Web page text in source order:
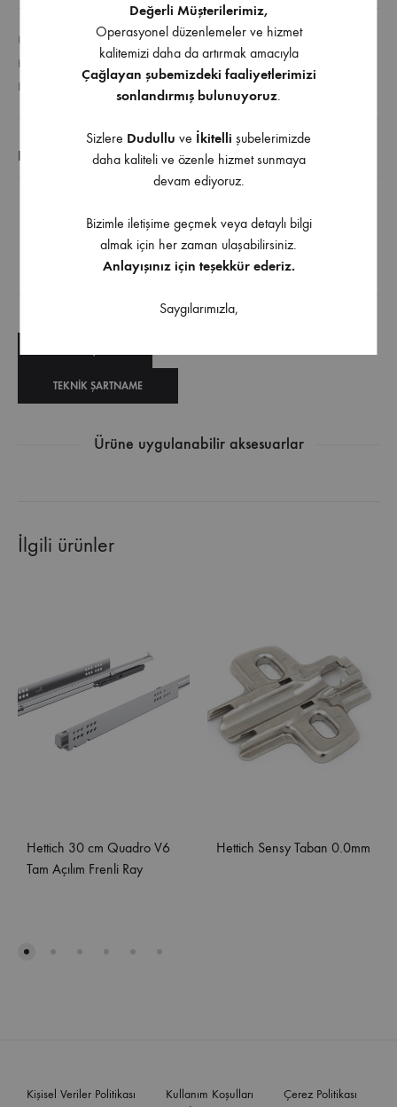
ÜRÜN KODU
YOK
KATEGORI
ETIKETLER
ÇEKMECE RAY METAL YANAKLI RAYLAR
EK BILGI
Hettich InnoTech Atıra Tek Bordürlü 144 mm Arka
Panel Birleştirici Sol
TEKNIK ŞARTNAME
Ürüne uygulanabilir aksesuarlar
İlgili ürünler
Hettich 30 cm Quadro V6
Tam Açılım Frenli Ray
Hettich Sensy Taban 0.0mm
Kişisel Veriler Politikası Kullanım Koşulları
Çerez Politikası
Değerli Müşterilerimiz,
Operasyonel düzenlemeler ve hizmet
kalitemizi daha da artırmak amacıyla
Çağlayan şubemizdeki faaliyetlerimizi
sonlandırmış bulunuyoruz
Sizlere Dudullu ve İkitelli şubelerimizde
daha kaliteli ve özenle hizmet sunmaya
devam ediyoruz.
Bizimle iletişime geçmek veya detaylı bilgi
almak için her zaman ulaşabilirsiniz.
Anlayışınız için teşekkür ederiz.
Saygılarımızla,